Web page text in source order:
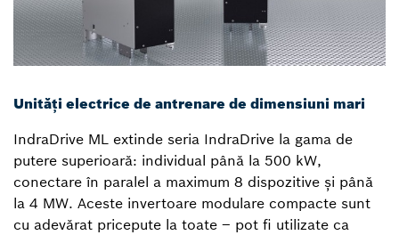
Unități electrice de antrenare de dimensiuni mari
IndraDrive ML extinde seria IndraDrive la gama de
putere superioară: individual până la 500 kW,
conectare în paralel a maximum 8 dispozitive și până
la 4 MW. Aceste invertoare modulare compacte sunt
cu adevărat pricepute la toate – pot fi utilizate ca